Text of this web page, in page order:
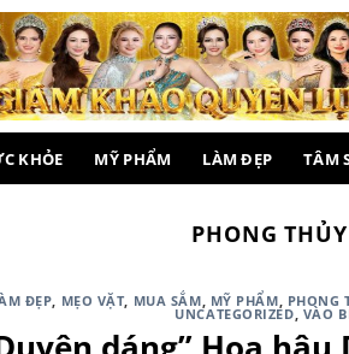
KHỎE MỸ PHẨM LÀM ĐẸP TÂM
PHONG THỦY
ĐẸP, MẸO VẶT, MUA SẮM, MỸ PHẨM, PHONG
UNCATEGORIZED, VÀO